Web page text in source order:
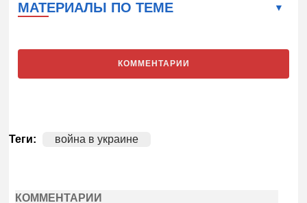
МАТЕРИАЛЫ ПО ТЕМЕ
КОММЕНТАРИИ
Теги: война в украине
КОММЕНТАРИИ